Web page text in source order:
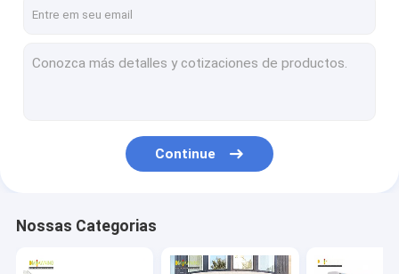
Pavilhão de telhado retrátil
Vela da máscara de Sun
Continue
Nossas Categorias